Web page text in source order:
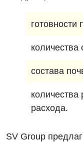
готовности
количества
состава
количества
расхода.
SV Group